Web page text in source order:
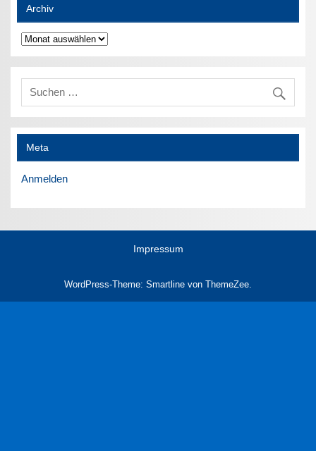
Archiv
Archiv
Meta
Anmelden
Impressum
WordPress-Theme: Smartline von ThemeZee.